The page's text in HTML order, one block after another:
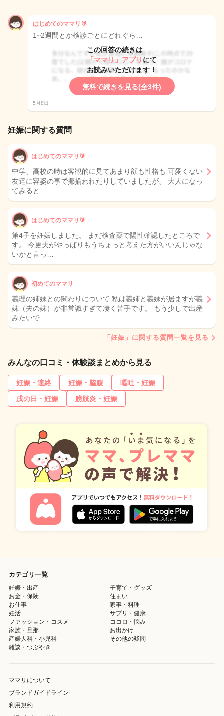
はじめてのママリ🔰
1~2週間とか検診ごとにどれぐら…
この回答の続きは
「ママリ」アプリ にて
お読みいただけます！
無料で続きを見る(全3件)
5月8日
妊娠に関する質問
はじめてのママリ🔰
中学、高校の時は客観的に見てあまり顔も性格も 可愛くない
友達に容姿の事で揶揄われたりしていましたが、 大人になっ
てみると…
はじめてのママリ🔰
第4子を妊娠しました。 まだ検査薬で陽性確認したところで
す。 今更夫がやっぱりもうちょっと考えた方がいいんじゃな
いかと言っ…
初めてのママリ
義理の姉妹との関わりについて 私は義姉と義妹が居ますが義
妹（夫の妹）が非常識すぎて凄く苦手です。 もう少しで出産
みたいで…
「妊娠」に関する質問一覧を見る
みんなの口コミ・体験談まとめから見る
妊娠・連絡 妊娠・脇腹
嘔吐・妊娠
戌の日・妊娠
膀胱炎・妊娠
カテゴリ一覧
妊娠・出産
子育て・グッズ
お金・保険
住まい
お仕事
家事・料理
妊活
サプリ・健康
ファッション・コスメ
ココロ・悩み
家族・旦那
お出かけ
産婦人科・小児科
その他の疑問
雑談・つぶやき
ママリについて
ブランドガイドライン
利用規約